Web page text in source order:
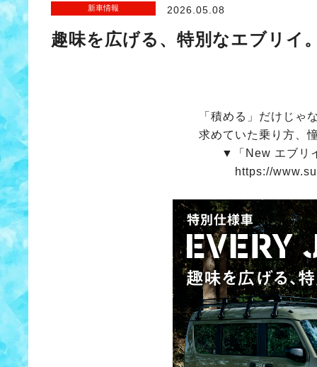
新車情報 2026.05.08
趣味を広げる、特別なエブリイ
「積める」だけじゃ
求めていた乗り方、
▼「New エブリ
https://